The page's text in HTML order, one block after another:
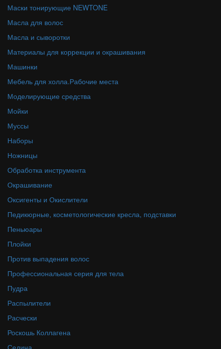
Маски тонирующие NEWTONE
Масла для волос
Масла и сыворотки
Материалы для коррекции и окрашивания
Машинки
Мебель для холла.Рабочие места
Моделирующие средства
Мойки
Муссы
Наборы
Ножницы
Обработка инструмента
Окрашивание
Оксигенты и Окислители
Педикюрные, косметологические кресла, подставки
Пеньюары
Плойки
Против выпадения волос
Профессиональная серия для тела
Пудра
Распылители
Расчески
Роскошь Коллагена
Седина